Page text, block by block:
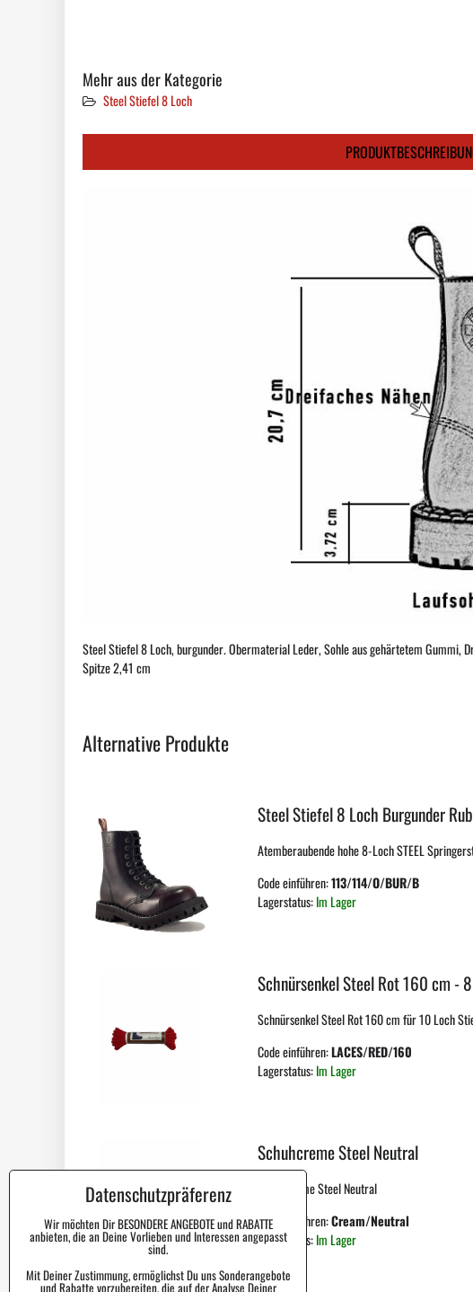
Mehr aus der Kategorie
Steel Stiefel 8 Loch
Steel Stiefel 8 Loch, burgunder. Obermaterial Leder, Sohle aus gehärtetem Gummi,
Spitze 2,41 cm
Alternative Produkte
Steel Stiefel 8 Loch Burgunder
Atemberaubende hohe 8-Loch STEEL
Code einführen:113/114/O/BUR/B
Lagerstatus:Im Lager
Schnürsenkel Steel Rot 160 cm -
Schnürsenkel Steel Rot 160 cm für 10 Loch
Code einführen:LACES/RED/160
Lagerstatus:Im Lager
Schuhcreme Steel Neutral
Schuhcreme Steel Neutral
Code einführen:Cream/Neutral
Lagerstatus:Im Lager
Datenschutzpräferenz
Wir möchten Dir BESONDERE ANGEBOTE und RABATTE
anbieten, die an Deine Vorlieben und Interessen angepasst
sind.
Mit Deiner Zustimmung, ermöglichst Du uns Sonderangebote
und Rabatte vorzubereiten, die auf der Analyse Deiner